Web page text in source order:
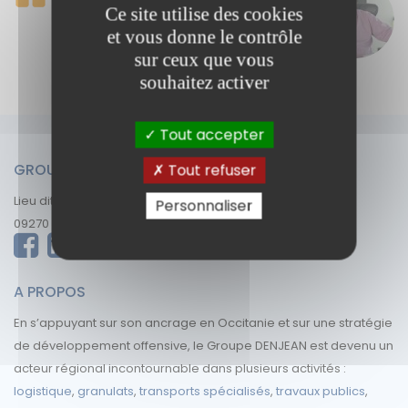
présent, c'est gérer les décisions
d'hier. Ce qui nous intéresse, c'est
demain…"...
Gérard Denjean, Président
GROUPE DENJEAN
Lieu dit « BONZOM »
09270 Mazères
A PROPOS
En s’appuyant sur son ancrage en Occitanie et sur une stratégie
de développement offensive, le Groupe DENJEAN est devenu un
acteur régional incontournable dans plusieurs activités :
logistique, granulats, transports spécialisés, travaux publics,
Ce site utilise des cookies
et vous donne le contrôle
sur ceux que vous
souhaitez activer
Tout accepter
Tout refuser
Personnaliser